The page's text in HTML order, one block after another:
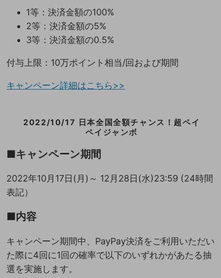
1等：決済金額の100%
2等：決済金額の5%
3等：決済金額の0.5%
付与上限：10万ポイント相当/回および期間
キャンペーン詳細はこちら>>
2022/10/17 日本全国全額チャンス！超ペイ
ペイジャンボ
■キャンペーン期間
2022年10月17日(月)～ 12月28日(水)23:59 (24時間
表記）
■内容
キャンペーン期間中、PayPay決済をご利用いただい
た際に4回に1回の確率で以下のいずれかがあたる抽
選を実施します。